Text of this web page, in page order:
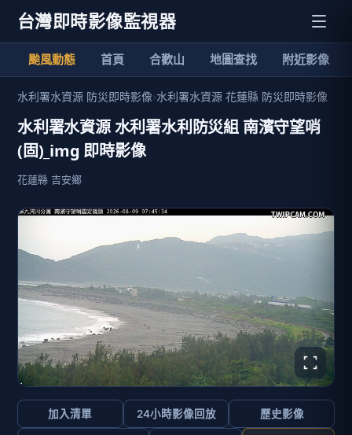
台灣即時影像監視器
颱風動態 首頁 合歡山 地圖查找 附近影像
水利署水資源 防災即時影像›水利署水資源 花蓮縣 防災即時影像
水利署水資源 水利署水利防災組 南濱守望哨
(固)_img 即時影像
花蓮縣 吉安鄉
加入清單 24小時影像回放 歷史影像